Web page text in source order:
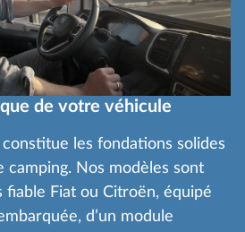
de votre véhicule
constitue les fondations solides
camping. Nos modèles sont
fiable Fiat ou Citroën, équipé
d’un module